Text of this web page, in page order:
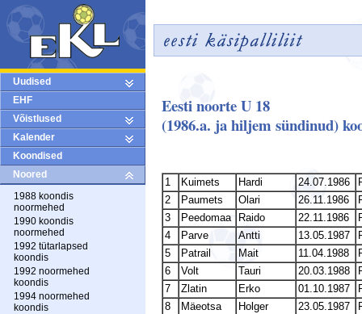
Uudised
EHF
Võistlused
Kalender
Koondised
Noored
1988 koondis
noormehed
1990 koondis
noormehed
1992 tütarlapsed
koondis
1992 noormehed
koondis
1994 noormehed
koondis
Eesti noorte U 18
(1986.a. ja hiljem sündinud)
1 Kuimets Hardi 24.07.1986
2
Paumets Olari 26.11.1986
3
Peedomaa Raido 22.11.1986
4
Parve Antti 13.05.1987
5
Patrail Mait 11.04.1988
6
Volt Tauri 20.03.1988
7
Zlatin Erko 01.10.1987
8
Mäeotsa Holger 23.05.1987